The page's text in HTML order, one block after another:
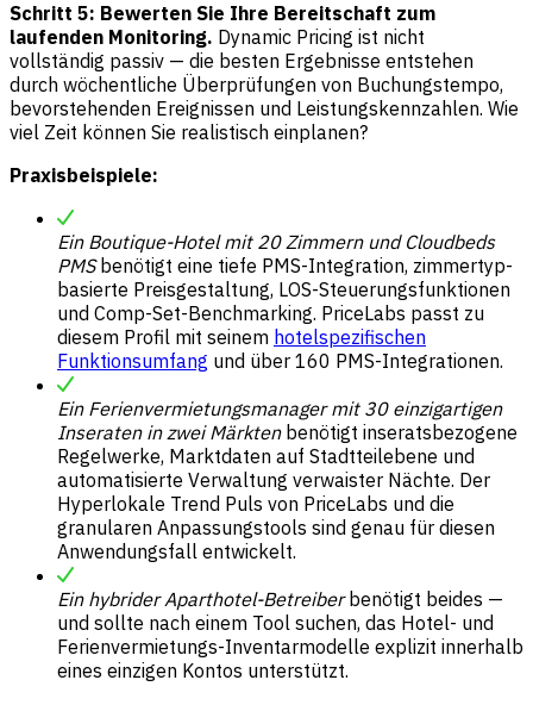
Schritt 5: Bewerten Sie Ihre Bereitschaft zum
laufenden Monitoring. Dynamic Pricing ist nicht
vollständig passiv — die besten Ergebnisse entstehen
durch wöchentliche Überprüfungen von Buchungstempo,
bevorstehenden Ereignissen und Leistungskennzahlen. Wie
viel Zeit können Sie realistisch einplanen?
Praxisbeispiele:
Ein Boutique-Hotel mit 20 Zimmern und Cloudbeds
PMSbenötigt eine tiefe PMS-Integration, zimmertyp-
basierte Preisgestaltung, LOS-Steuerungsfunktionen
und Comp-Set-Benchmarking. PriceLabs passt zu
diesem Profil mit seinem hotelspezifischen
Funktionsumfang und über 160 PMS-Integrationen.
Ein Ferienvermietungsmanager mit 30 einzigartigen
Inseraten in zwei Märktenbenötigt inseratsbezogene
Regelwerke, Marktdaten auf Stadtteilebene und
automatisierte Verwaltung verwaister Nächte. Der
Hyperlokale Trend Puls von PriceLabs und die
granularen Anpassungstools sind genau für diesen
Anwendungsfall entwickelt.
Ein hybrider Aparthotel-Betreiberbenötigt beides —
und sollte nach einem Tool suchen, das Hotel- und
Ferienvermietungs-Inventarmodelle explizit innerhalb
eines einzigen Kontos unterstützt.